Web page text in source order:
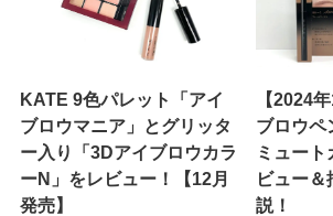
KATE 9色パレット「アイ
ブロウマニア」とグリッタ
ー入り「3Dアイブロウカラ
ーN」をレビュー！【12月
発売】
【2024
ブロウペ
ミュー
ビュー
説！